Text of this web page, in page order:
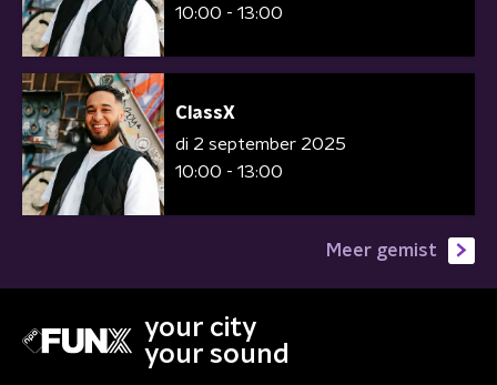
10:00 - 13:00
ClassX
di 2 september 2025
10:00 - 13:00
Meer gemist
your city
your sound